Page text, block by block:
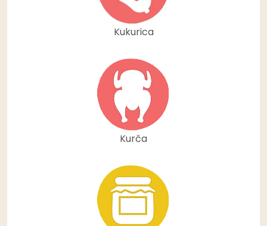
Kukurica
Kurča